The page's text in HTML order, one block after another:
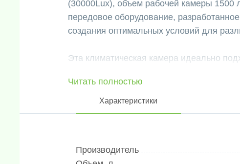
(30000Lux), объем рабочей камеры 1500
передовое оборудование,
создания оптимальных условий для
Эта климатическая камера идеально
выращивание семян и эксперименты с
использоваться для разведения
мониторинга качества воды,
Читать полностью
Характеристики
Производитель